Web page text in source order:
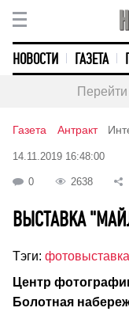
НОВОСТИ ГАЗЕТА
Газета Антракт
14.11.2019 16:48:00
0 2638
ВЫСТАВКА
Тэги: фотовыставка
Центр
Болотная